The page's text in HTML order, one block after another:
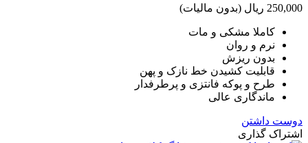
250,000 ریال (بدون مالیات)
کاملا مشکی و مات
نرم و روان
بدون ریزش
قابلیت کشیدن خط نازک و پهن
طرح و پوکه فانتزی و پرطرفدار
ماندگاری عالی
دوست داشتن
اشتراک گذاری